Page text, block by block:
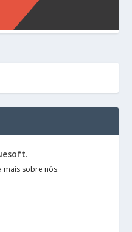
.
mais sobre nós.